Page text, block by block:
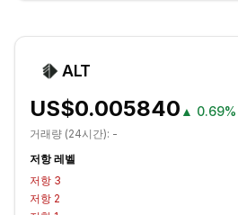
ALT
US$0.005840 ▲ 0.69%
거래량 (24시간): -
저항 레벨
저항 3
저항 2